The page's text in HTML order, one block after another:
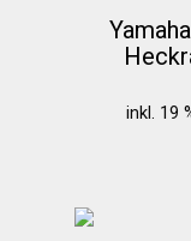
inkl. 19